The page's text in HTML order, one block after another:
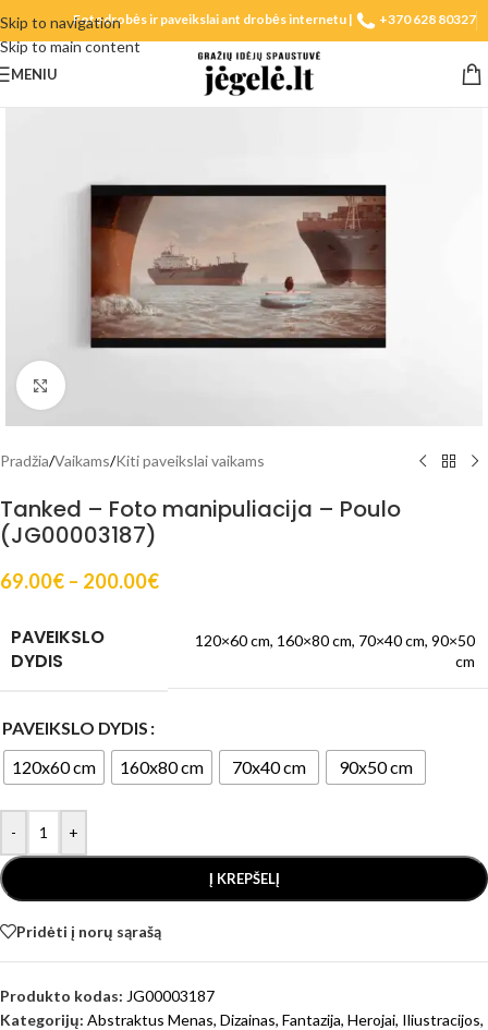
Skip to navigation
Skip to main content
Fotodrobės ir paveikslai ant drobės internetu | +370 628 80327
MENIU
Spustelėkite, norėdami padidinti
Pradžia/Vaikams/Kiti paveikslai vaikams
Tanked – Foto manipuliacija – Poulo
(JG00003187)
69.00€ – 200.00€
PAVEIKSLO
DYDIS
120×60 cm, 160×80 cm, 70×40 cm, 90×50
cm
PAVEIKSLO DYDIS
120x60 cm
160x80 cm 70x40 cm 90x50 cm
- +
Į KREPŠELĮ
Pridėti į norų sąrašą
Produkto kodas: JG00003187
Kategorijų: Abstraktus Menas, Dizainas, Fantazija, Herojai, Iliustracijos,